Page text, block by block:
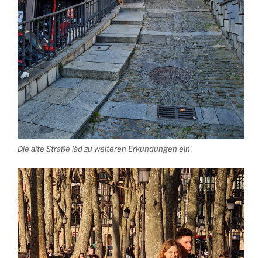
Die alte Straße läd zu weiteren Erkundungen ein